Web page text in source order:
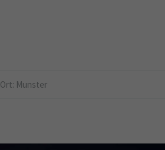
Ort: Munster